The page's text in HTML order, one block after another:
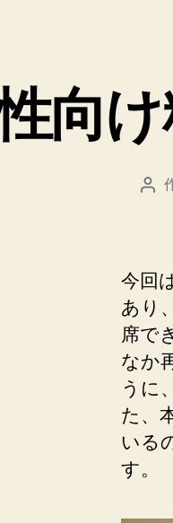
向
投
今回
あり
席で
なか
うに
た、
いる
す。